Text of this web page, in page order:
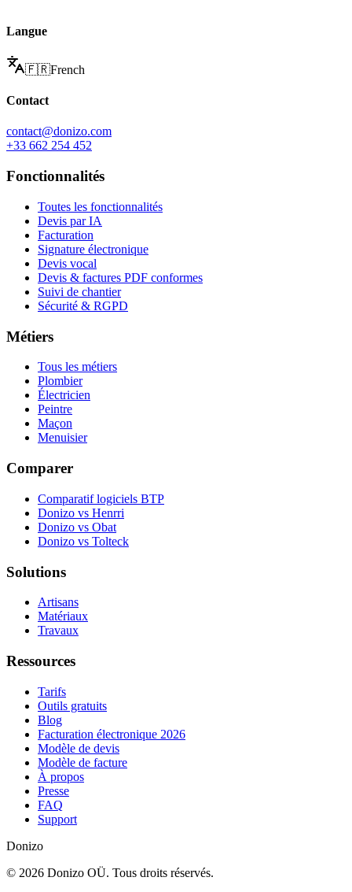
Langue
🇫🇷French
Contact
contact@donizo.com
+33 662 254 452
Fonctionnalités
Toutes les fonctionnalités
Devis par IA
Facturation
Signature électronique
Devis vocal
Devis & factures PDF conformes
Suivi de chantier
Sécurité & RGPD
Métiers
Tous les métiers
Plombier
Électricien
Peintre
Maçon
Menuisier
Comparer
Comparatif logiciels BTP
Donizo vs Henrri
Donizo vs Obat
Donizo vs Tolteck
Solutions
Artisans
Matériaux
Travaux
Ressources
Tarifs
Outils gratuits
Blog
Facturation électronique 2026
Modèle de devis
Modèle de facture
À propos
Presse
FAQ
Support
Donizo
© 2026 Donizo OÜ. Tous droits réservés.